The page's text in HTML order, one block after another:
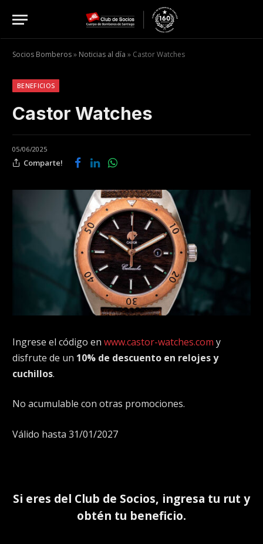
Socios Bomberos» Noticias al día » Castor Watches
BENEFICIOS
Castor Watches
05/06/2025
Comparte!
Ingrese el código en www.castor-watches.com y
disfrute de un 10% de descuento en relojes y
cuchillos.
No acumulable con otras promociones.
Válido hasta 31/01/2027
Si eres del Club de Socios, ingresa tu rut y
obtén tu beneficio.